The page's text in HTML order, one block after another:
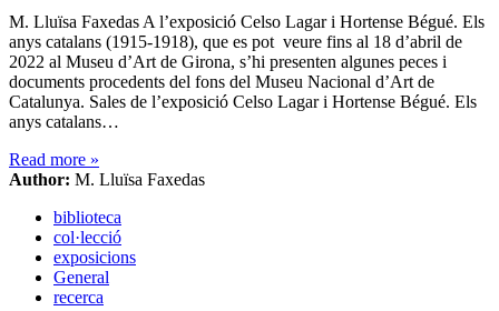
M. Lluïsa Faxedas A l’exposició Celso Lagar i Hortense Bégué. Els
anys catalans (1915-1918), que es pot veure fins al 18 d’abril de
2022 al Museu d’Art de Girona, s’hi presenten algunes peces i
documents procedents del fons del Museu Nacional d’Art de
Catalunya. Sales de l’exposició Celso Lagar i Hortense Bégué. Els
anys catalans…
Read more »
Author: M. Lluïsa Faxedas
biblioteca
col·lecció
exposicions
General
recerca